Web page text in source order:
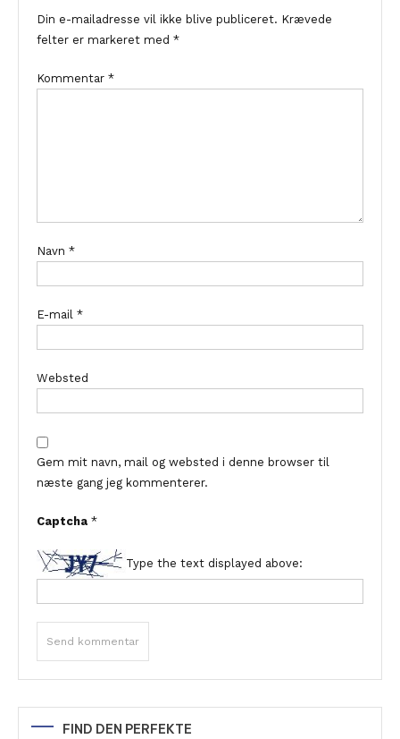
Din e-mailadresse vil ikke blive publiceret. Krævede
felter er markeret med *
Kommentar *
Navn *
E-mail *
Websted
Gem mit navn, mail og websted i denne browser til
næste gang jeg kommenterer.
Captcha *
Type the text displayed above:
FIND DEN PERFEKTE